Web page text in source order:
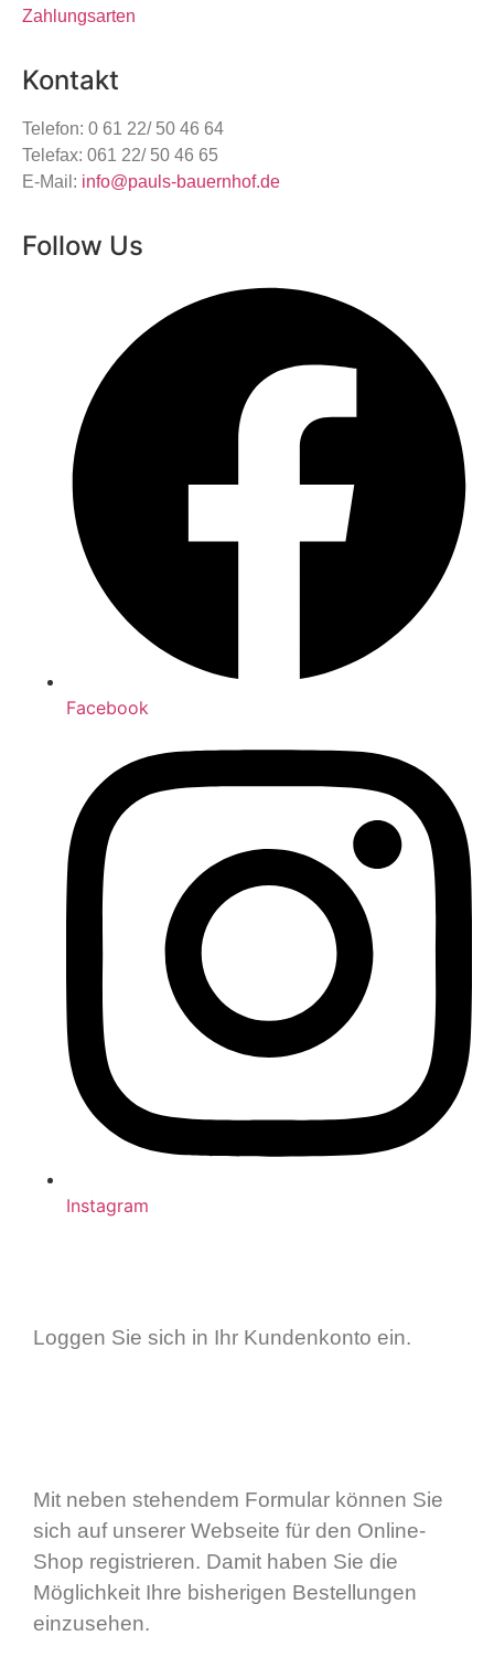
Zahlungsarten
Kontakt
Telefon: 0 61 22/ 50 46 64
Telefax: 061 22/ 50 46 65
E-Mail: info@pauls-bauernhof.de
Follow Us
Facebook
Instagram
Loggen Sie sich in Ihr Kundenkonto ein.
Mit neben stehendem Formular können Sie
sich auf unserer Webseite für den Online-
Shop registrieren. Damit haben Sie die
Möglichkeit Ihre bisherigen Bestellungen
einzusehen.